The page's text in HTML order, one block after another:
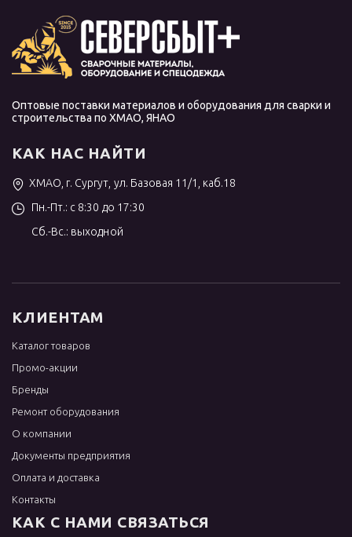
Оптовые поставки материалов и оборудования для сварки и
строительства по ХМАО, ЯНАО
КАК НАС НАЙТИ
ХМАО, г. Сургут, ул. Базовая 11/1, каб.18
Пн.-Пт.: с 8:30 до 17:30
Сб.-Вс.: выходной
КЛИЕНТАМ
Каталог товаров
Промо-акции
Бренды
Ремонт оборудования
О компании
Документы предприятия
Оплата и доставка
Контакты
КАК С НАМИ СВЯЗАТЬСЯ